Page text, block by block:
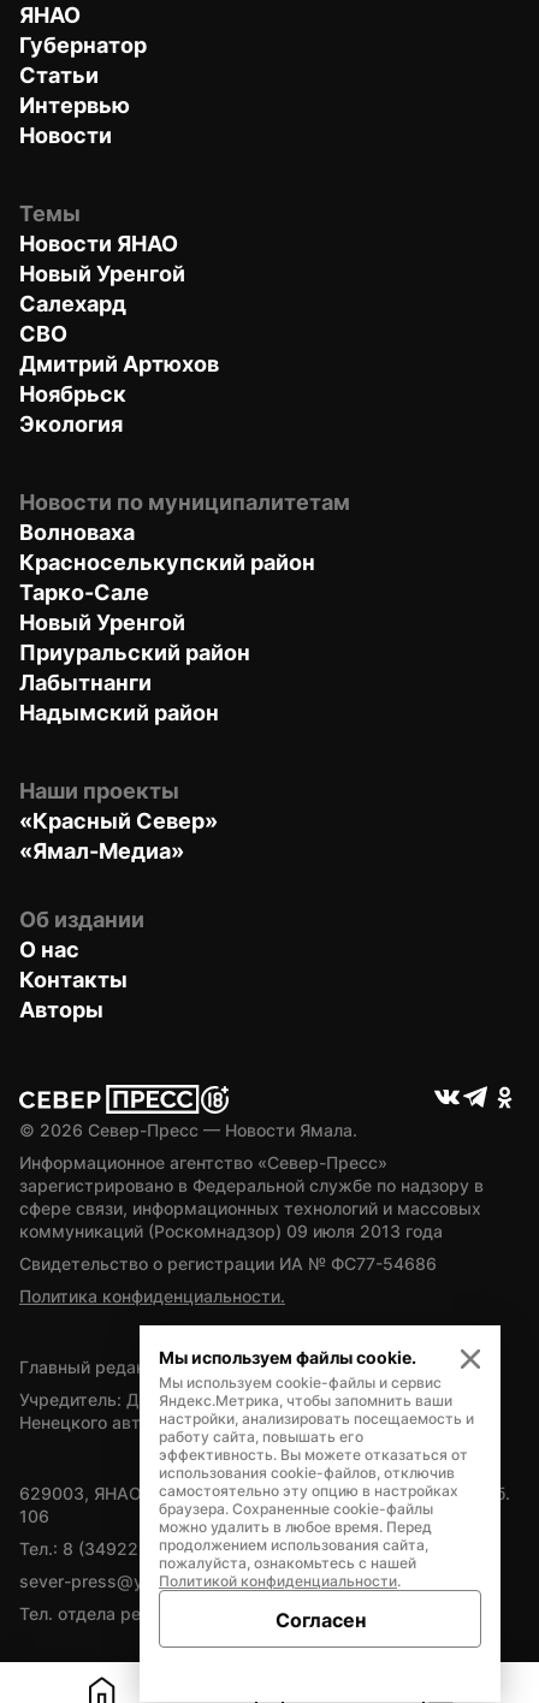
ЯНАО
Губернатор
Статьи
Интервью
Новости
Темы
Новости ЯНАО
Новый Уренгой
Салехард
СВО
Дмитрий Артюхов
Ноябрьск
Экология
Новости по муниципалитетам
Волноваха
Красноселькупский район
Тарко-Сале
Новый Уренгой
Приуральский район
Лабытнанги
Надымский район
Наши проекты
«Красный Север»
«Ямал-Медиа»
Об издании
О нас
Контакты
Авторы
© 2026 Север-Пресс — Новости Ямала.
Информационное агентство «Север-Пресс»
зарегистрировано в Федеральной службе по надзору в
сфере связи, информационных технологий и массовых
коммуникаций (Роскомнадзор) 09 июля 2013 года
Свидетельство о регистрации ИА № ФС77-54686
Политика конфиденциальности.
Главный редактор — А.Л. Поздеев
Учредитель: Департамент внутренней политики Ямало-
Ненецкого автономного округа
629003, ЯНАО, Салехард, мкр. Богдана Кнунянца, д.1, каб.
106
Тел.: 8 (34922) 71262
sever-press@yamal-media.ru
Тел. отдела рекламы: 8 (34922) 42728
Мы используем файлы cookie.
Мы используем cookie-файлы и сервис
Яндекс.Метрика, чтобы запомнить ваши
настройки, анализировать посещаемость и
работу сайта, повышать его
эффективность. Вы можете отказаться от
использования cookie-файлов, отключив
самостоятельно эту опцию в настройках
браузера. Сохраненные cookie-файлы
можно удалить в любое время. Перед
продолжением использования сайта,
пожалуйста, ознакомьтесь с нашей
Политикой конфиденциальности.
Согласен